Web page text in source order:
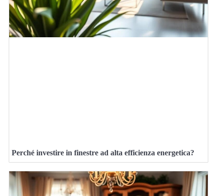
Perché investire in finestre ad alta efficienza energetica?